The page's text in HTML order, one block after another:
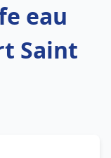
eau
Saint